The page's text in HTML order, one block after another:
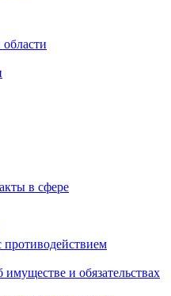
в сфере
и обязательствах